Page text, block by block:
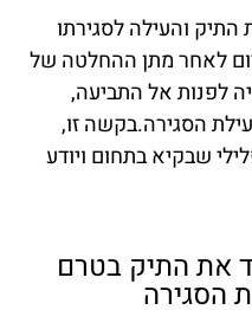
והעילה לסגירתו
של התביעה, אך בתוך 30 יום לאחר מתן ההחלטה של
לפנות אל התביעה,
הסגירה.בקשה זו,
שבקיא בתחום ויודע
את התיק בטרם
הסגירה